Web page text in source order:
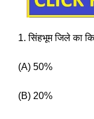
1. सिंहभूम जिले का
(A) 50%
(B) 20%